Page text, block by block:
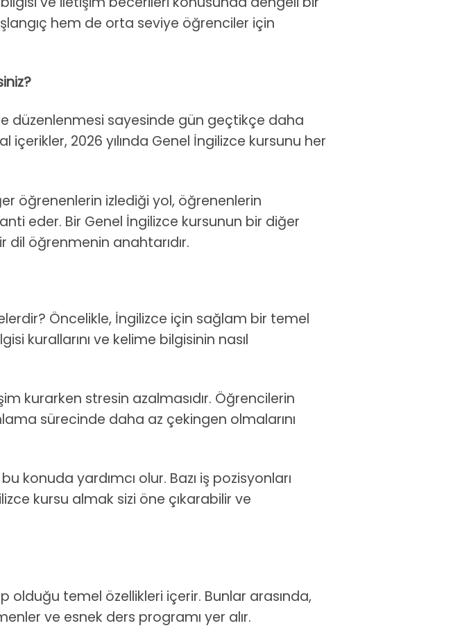
hem de orta seviye öğrenciler için
düzenlenmesi sayesinde gün geçtikçe daha
2026 yılında Genel İngilizce kursunu her
öğrenenlerin izlediği yol, öğrenenlerin
eder. Bir Genel İngilizce kursunun bir diğer
dil öğrenmenin anahtarıdır.
Öncelikle, İngilizce için sağlam bir temel
kurallarını ve kelime bilgisinin nasıl
kurarken stresin azalmasıdır. Öğrencilerin
sürecinde daha az çekingen olmalarını
konuda yardımcı olur. Bazı iş pozisyonları
kursu almak sizi öne çıkarabilir ve
olduğu temel özellikleri içerir. Bunlar arasında,
ve esnek ders programı yer alır.